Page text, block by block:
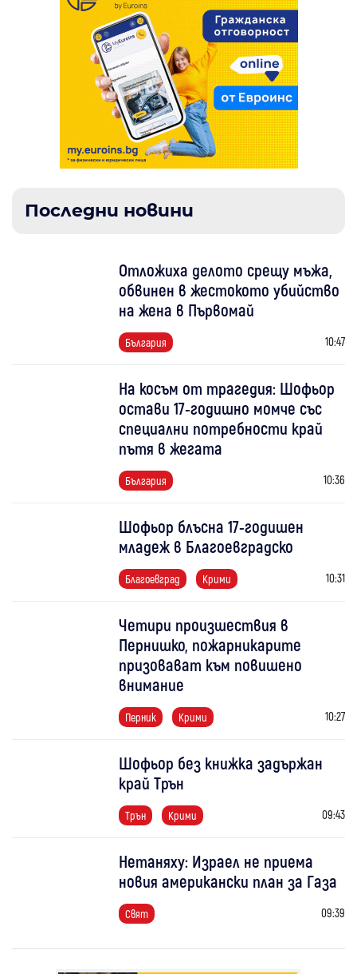
Последни новини
Отложиха делото срещу мъжа,
обвинен в жестокото убийство
на жена в Първомай
България 10:47
На косъм от трагедия: Шофьор
остави 17-годишно момче със
специални потребности край
пътя в жегата
България 10:36
Шофьор блъсна 17-годишен
младеж в Благоевградско
Благоевград Крими 10:31
Четири произшествия в
Пернишко, пожарникарите
призовават към повишено
внимание
Перник Крими 10:27
Шофьор без книжка задържан
край Трън
Трън Крими 09:43
Нетаняху: Израел не приема
новия американски план за Газа
Свят 09:39